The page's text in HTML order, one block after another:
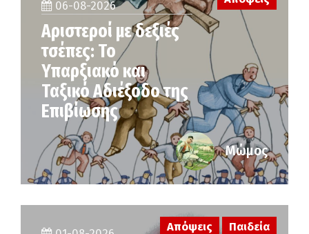
06-08-2026
Αριστεροί με δεξιές
τσέπες: Το
Υπαρξιακό και
Ταξικό Αδιέξοδο της
Επιβίωσης
Μώμος
Απόψεις Παιδεία